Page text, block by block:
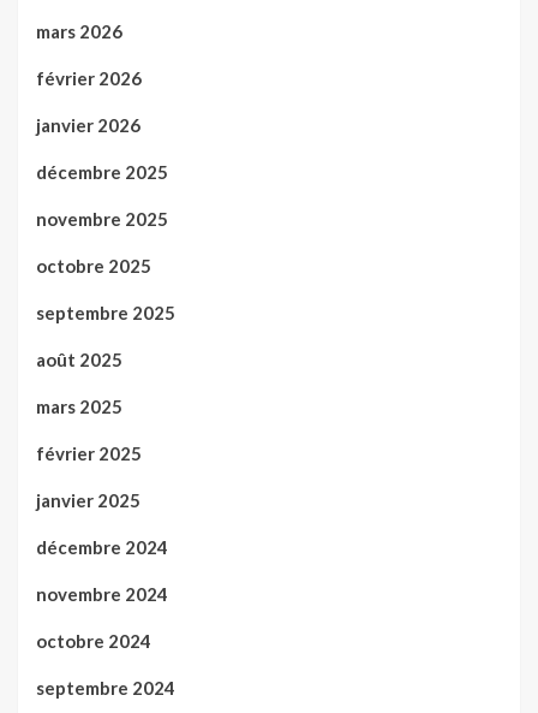
mars 2026
février 2026
janvier 2026
décembre 2025
novembre 2025
octobre 2025
septembre 2025
août 2025
mars 2025
février 2025
janvier 2025
décembre 2024
novembre 2024
octobre 2024
septembre 2024